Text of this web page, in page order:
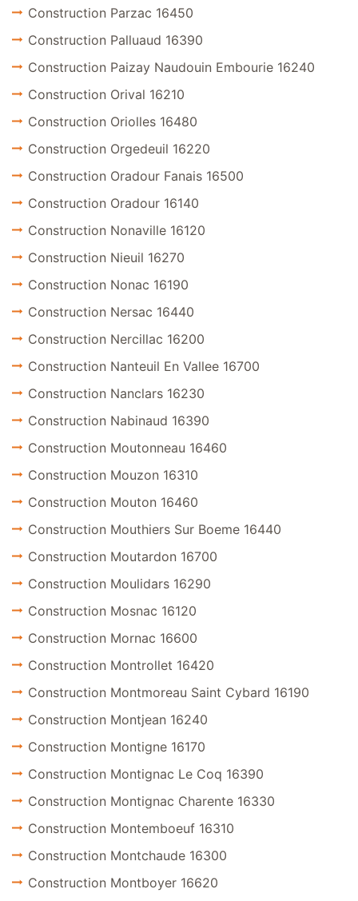
Construction Parzac 16450
Construction Palluaud 16390
Construction Paizay Naudouin Embourie 16240
Construction Orival 16210
Construction Oriolles 16480
Construction Orgedeuil 16220
Construction Oradour Fanais 16500
Construction Oradour 16140
Construction Nonaville 16120
Construction Nieuil 16270
Construction Nonac 16190
Construction Nersac 16440
Construction Nercillac 16200
Construction Nanteuil En Vallee 16700
Construction Nanclars 16230
Construction Nabinaud 16390
Construction Moutonneau 16460
Construction Mouzon 16310
Construction Mouton 16460
Construction Mouthiers Sur Boeme 16440
Construction Moutardon 16700
Construction Moulidars 16290
Construction Mosnac 16120
Construction Mornac 16600
Construction Montrollet 16420
Construction Montmoreau Saint Cybard 16190
Construction Montjean 16240
Construction Montigne 16170
Construction Montignac Le Coq 16390
Construction Montignac Charente 16330
Construction Montemboeuf 16310
Construction Montchaude 16300
Construction Montboyer 16620